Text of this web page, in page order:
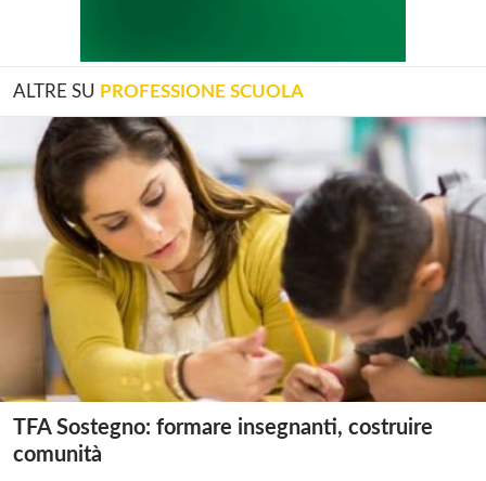
ALTRE SU PROFESSIONE SCUOLA
TFA Sostegno: formare insegnanti, costruire
comunità